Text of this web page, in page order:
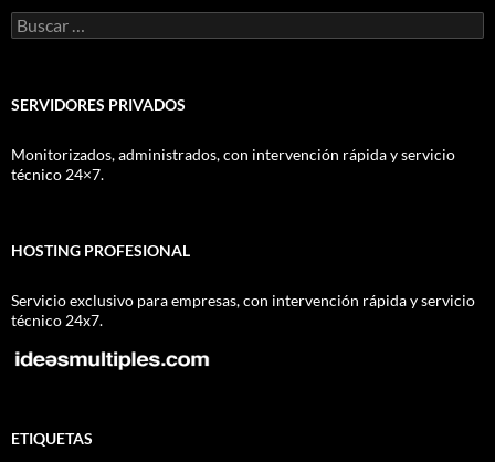
Buscar:
SERVIDORES PRIVADOS
Monitorizados, administrados, con intervención rápida y servicio
técnico 24×7.
HOSTING PROFESIONAL
Servicio exclusivo para empresas, con intervención rápida y servicio
técnico 24x7.
ETIQUETAS